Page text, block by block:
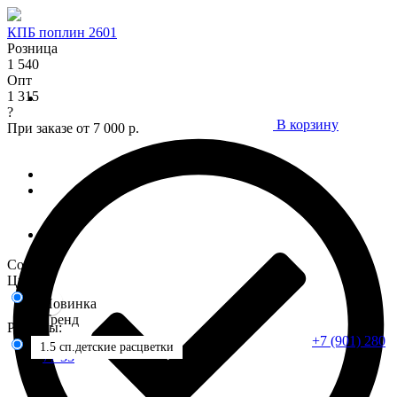
В корзину
Состав :
Цвета:
Размеры:
1.5 сп.детские расцветки
КПБ поплин 2601
Розница
1 540
Опт
1 315
?
При заказе от 7 000 р.
Новинка
Тренд
+7 (901) 280
77 33